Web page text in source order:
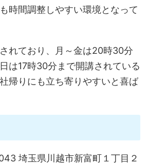
時間調整しやすい環境となって
れており、月～金は20時30分
は17時30分まで開講されている
帰りにも立ち寄りやすいと喜ば
埼玉県川越市新富町１丁目２